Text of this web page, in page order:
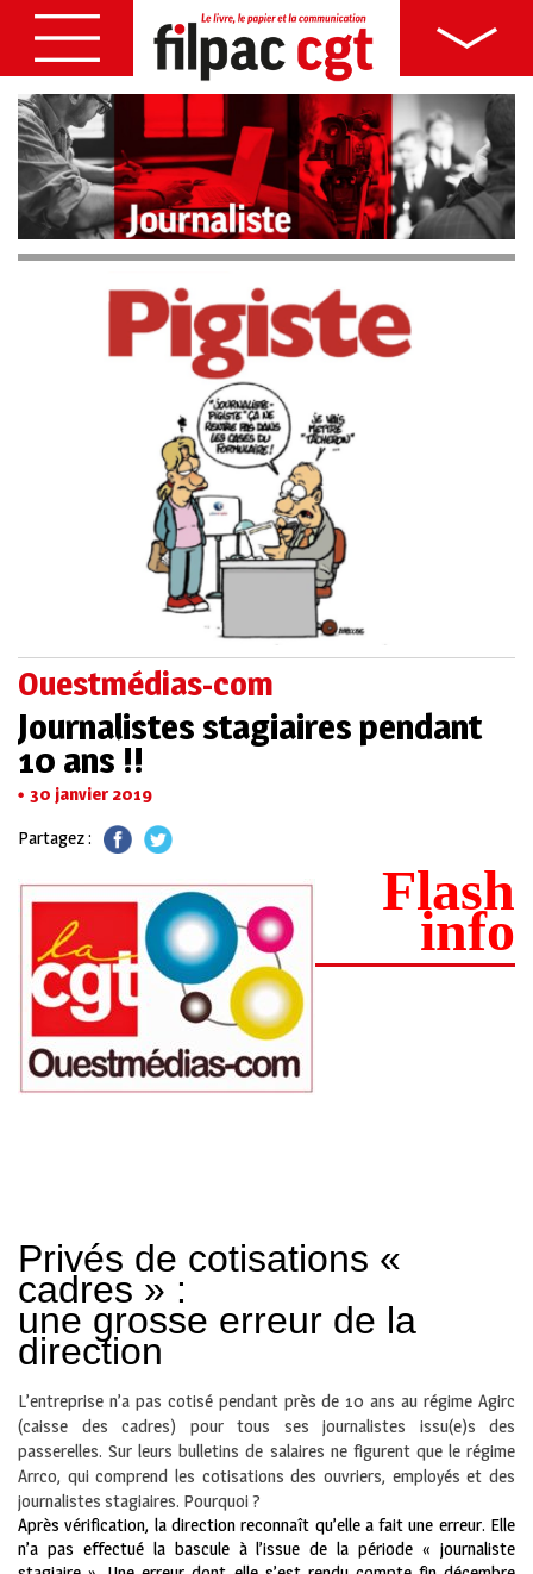
Ouestmédias-com
Journalistes stagiaires pendant
10 ans !!
30 janvier 2019
Partagez :
Flash
info
Privés de cotisations «
cadres » :
une grosse erreur de la
direction
L’entreprise n’a pas cotisé pendant près de 10 ans au régime Agirc
(caisse des cadres) pour tous ses journalistes issu(e)s des
passerelles. Sur leurs bulletins de salaires ne figurent que le régime
Arrco, qui comprend les cotisations des ouvriers, employés et des
journalistes stagiaires. Pourquoi ?
Après vérification, la direction reconnaît qu’elle a fait une erreur. Elle
n’a pas effectué la bascule à l’issue de la période « journaliste